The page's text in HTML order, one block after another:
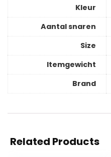
Kleur
Aantal snaren
Size
Itemgewicht
Brand
Related Products